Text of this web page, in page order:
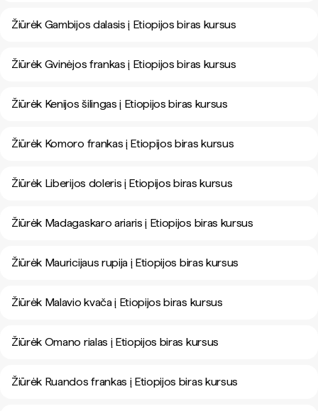
Žiūrėk Gambijos dalasis į Etiopijos biras kursus
Žiūrėk Gvinėjos frankas į Etiopijos biras kursus
Žiūrėk Kenijos šilingas į Etiopijos biras kursus
Žiūrėk Komoro frankas į Etiopijos biras kursus
Žiūrėk Liberijos doleris į Etiopijos biras kursus
Žiūrėk Madagaskaro ariaris į Etiopijos biras kursus
Žiūrėk Mauricijaus rupija į Etiopijos biras kursus
Žiūrėk Malavio kvača į Etiopijos biras kursus
Žiūrėk Omano rialas į Etiopijos biras kursus
Žiūrėk Ruandos frankas į Etiopijos biras kursus